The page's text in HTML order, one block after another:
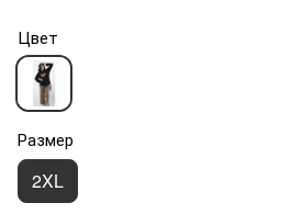
Цвет
Размер
2XL